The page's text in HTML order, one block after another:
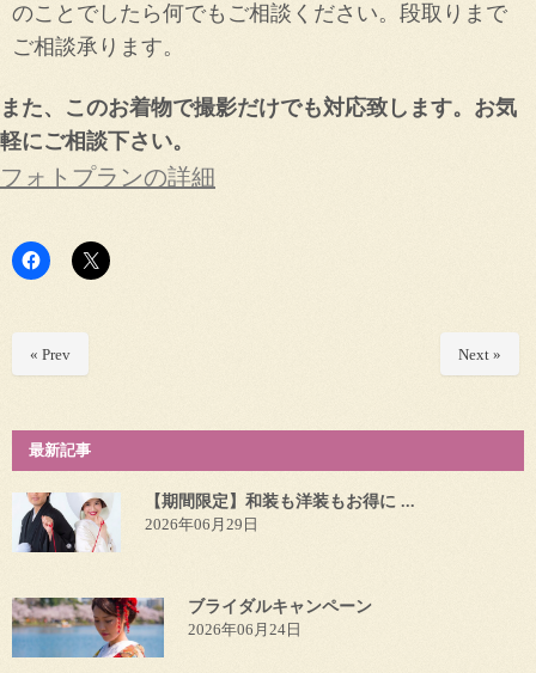
のことでしたら何でもご相談ください。段取りまで
ご相談承ります。
また、このお着物で撮影だけでも対応致します。お気
軽にご相談下さい。
フォトプランの詳細
« Prev Next »
最新記事
【期間限定】和装も洋装もお得に ...
2026年06月29日
ブライダルキャンペーン
2026年06月24日